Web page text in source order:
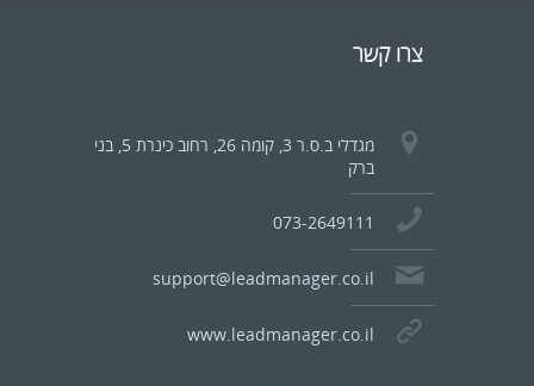
צרו קשר
מגדלי ב.ס.ר 3, קומה 26, רחוב כינרת 5, בני
ברק
073-2649111
support@leadmanager.co.il
www.leadmanager.co.il